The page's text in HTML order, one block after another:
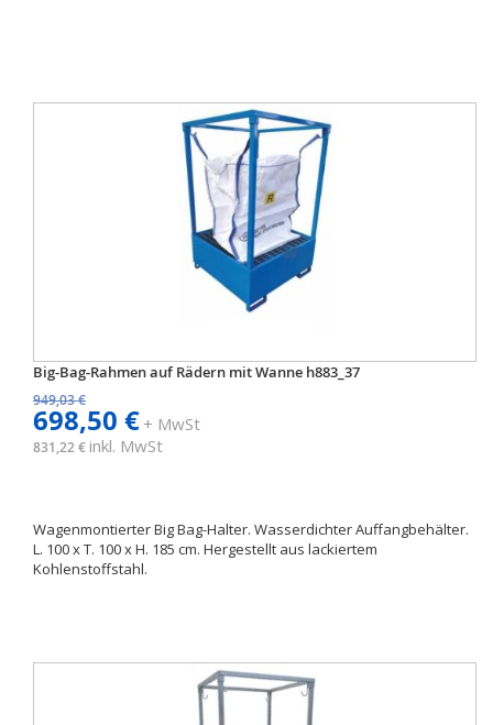
Big-Bag-Rahmen auf Rädern mit Wanne h883_37
949,03 €
698,50 €+ MwSt
831,22 € inkl. MwSt
Wagenmontierter Big Bag-Halter. Wasserdichter Auffangbehälter.
L. 100 x T. 100 x H. 185 cm. Hergestellt aus lackiertem
Kohlenstoffstahl.